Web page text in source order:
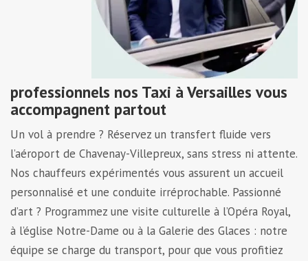
professionnels nos Taxi à Versailles vous
accompagnent partout
Un vol à prendre ? Réservez un transfert fluide vers
l’aéroport de Chavenay-Villepreux, sans stress ni attente.
Nos chauffeurs expérimentés vous assurent un accueil
personnalisé et une conduite irréprochable. Passionné
d’art ? Programmez une visite culturelle à l’Opéra Royal,
à l’église Notre-Dame ou à la Galerie des Glaces : notre
équipe se charge du transport, pour que vous profitiez